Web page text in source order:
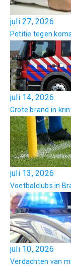
juli 27, 2026
Petitie tegen
juli 14, 2026
Grote brand in
juli 13, 2026
Voetbalclubs in
juli 10, 2026
Verdachten van